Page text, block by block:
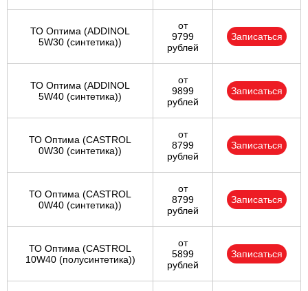
ТО Оптима (ADDINOL
5W30 (синтетика))
от
9799
рублей
Записаться
ТО Оптима (ADDINOL
5W40 (синтетика))
от
9899
рублей
Записаться
ТО Оптима (CASTROL
0W30 (синтетика))
от
8799
рублей
Записаться
ТО Оптима (CASTROL
0W40 (синтетика))
от
8799
рублей
Записаться
ТО Оптима (CASTROL
10W40 (полусинтетика))
от
5899
рублей
Записаться